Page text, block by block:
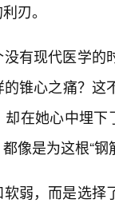
刃。
有现代医学的
锥心之痛？
在她心中埋
像是为这根“
弱，而是选择